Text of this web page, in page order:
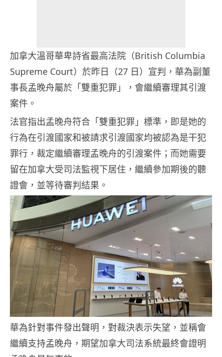
加拿大溫哥華卑詩省最高法院（British Columbia
Supreme Court）於昨日（27 日）宣判，華為副董
事長孟晚舟屬於「雙重犯罪」，會繼續審理其引渡
案件。
法官指出孟晚舟符合「雙重犯罪」標準，即是她的
行為在引渡國家和被請求引渡國家均被認為是干犯
罪行，裁定繼續審理孟晚舟的引渡案件；而她需要
留在加拿大受司法監視下居住，繼續參加期後的聽
證會，並等待審判結果。
華為針對事件發出聲明，對裁決表示失望，並稱會
繼續支持孟晚舟，期望加拿大司法系統最終會證明